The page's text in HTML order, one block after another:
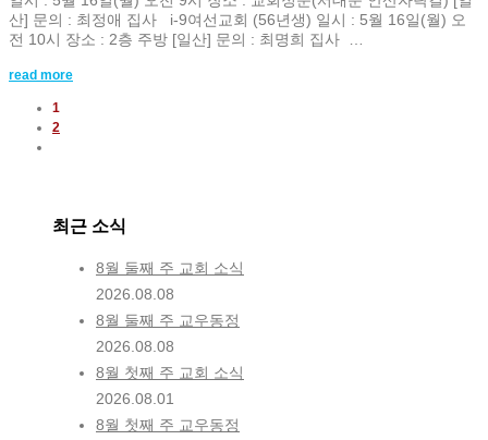
산] 문의 : 최정애 집사 i-9여선교회 (56년생) 일시 : 5월 16일(월) 오
전 10시 장소 : 2층 주방 [일산] 문의 : 최명희 집사 …
read more
1
2
최근 소식
8월 둘째 주 교회 소식
2026.08.08
8월 둘째 주 교우동정
2026.08.08
8월 첫째 주 교회 소식
2026.08.01
8월 첫째 주 교우동정